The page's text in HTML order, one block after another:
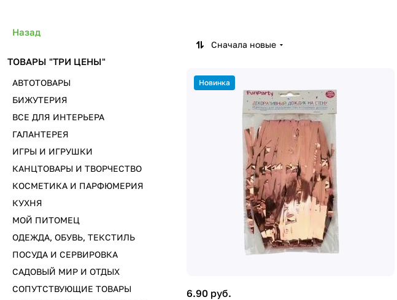
Сначала новые
Новинка
6.90 руб.
Назад
ТОВАРЫ "ТРИ ЦЕНЫ"
АВТОТОВАРЫ
БИЖУТЕРИЯ
ВСЕ ДЛЯ ИНТЕРЬЕРА
ГАЛАНТЕРЕЯ
ИГРЫ И ИГРУШКИ
КАНЦТОВАРЫ И ТВОРЧЕСТВО
КОСМЕТИКА И ПАРФЮМЕРИЯ
КУХНЯ
МОЙ ПИТОМЕЦ
ОДЕЖДА, ОБУВЬ, ТЕКСТИЛЬ
ПОСУДА И СЕРВИРОВКА
САДОВЫЙ МИР И ОТДЫХ
СОПУТСТВУЮЩИЕ ТОВАРЫ